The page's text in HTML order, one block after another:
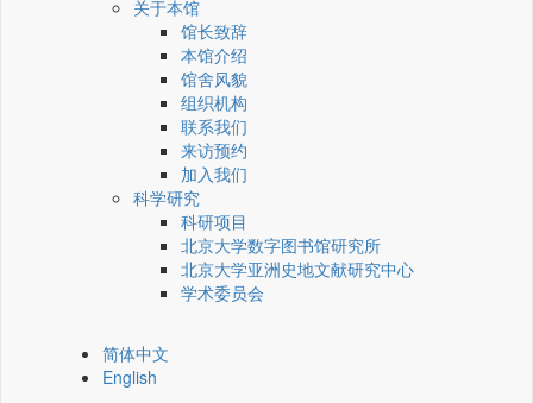
关于本馆
馆长致辞
本馆介绍
馆舍风貌
组织机构
联系我们
来访预约
加入我们
科学研究
科研项目
北京大学数字图书馆研究所
北京大学亚洲史地文献研究中心
学术委员会
简体中文
English